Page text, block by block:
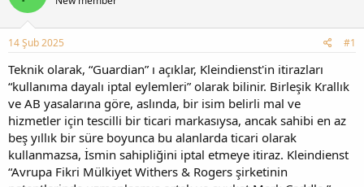
y
b
a
ş
a
t
a
n
a
ç
t
a
r
i
h
i
14 Şub 2025 #1
Teknik olarak, “Guardian” ı açıklar, Kleindienst'in itirazları
“kullanıma dayalı iptal eylemleri” olarak bilinir. Birleşik Krallık
ve AB yasalarına göre, aslında, bir isim belirli mal ve
hizmetler için tescilli bir ticari markasıysa, ancak sahibi en az
beş yıllık bir süre boyunca bu alanlarda ticari olarak
kullanmazsa, İsmin sahipliğini iptal etmeye itiraz. Kleindienst
“Avrupa Fikri Mülkiyet Withers & Rogers şirketinin